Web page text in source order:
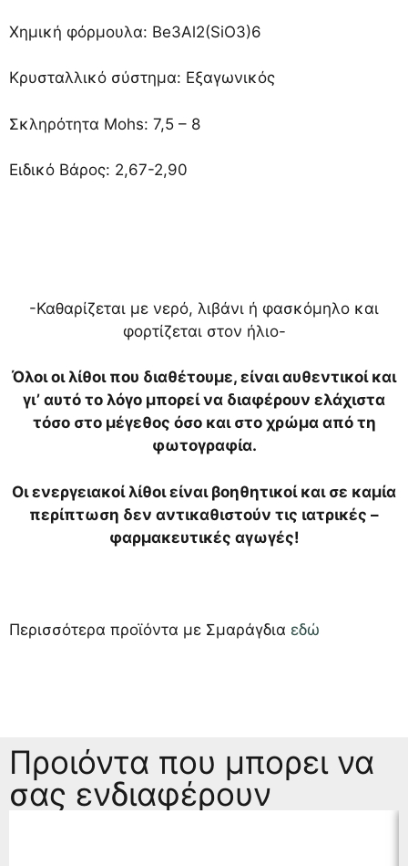
Χημική φόρμουλα: Be3Al2(SiO3)6
Κρυσταλλικό σύστημα: Εξαγωνικός
Σκληρότητα Mohs: 7,5 – 8
Ειδικό Βάρος: 2,67-2,90
-Καθαρίζεται με νερό, λιβάνι ή φασκόμηλο και
φορτίζεται στον ήλιο-
Όλοι οι λίθοι που διαθέτουμε, είναι αυθεντικοί και
γι’ αυτό το λόγο μπορεί να διαφέρουν ελάχιστα
τόσο στο μέγεθος όσο και στο χρώμα από τη
φωτογραφία.
Οι ενεργειακοί λίθοι είναι βοηθητικοί και σε καμία
περίπτωση δεν αντικαθιστούν τις ιατρικές –
φαρμακευτικές αγωγές!
Περισσότερα προϊόντα με Σμαράγδια εδώ
Προιόντα που μπορει να
σας ενδιαφέρουν